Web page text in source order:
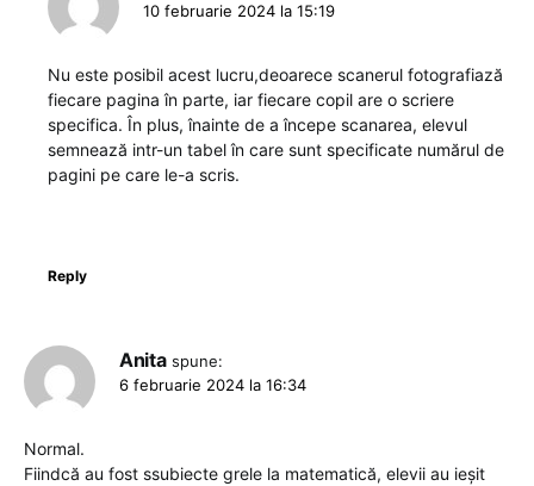
10 februarie 2024 la 15:19
Nu este posibil acest lucru,deoarece scanerul fotografiază
fiecare pagina în parte, iar fiecare copil are o scriere
specifica. În plus, înainte de a începe scanarea, elevul
semnează intr-un tabel în care sunt specificate numărul de
pagini pe care le-a scris.
Reply
Anita spune:
6 februarie 2024 la 16:34
Normal.
Fiindcă au fost ssubiecte grele la matematică, elevii au ieșit